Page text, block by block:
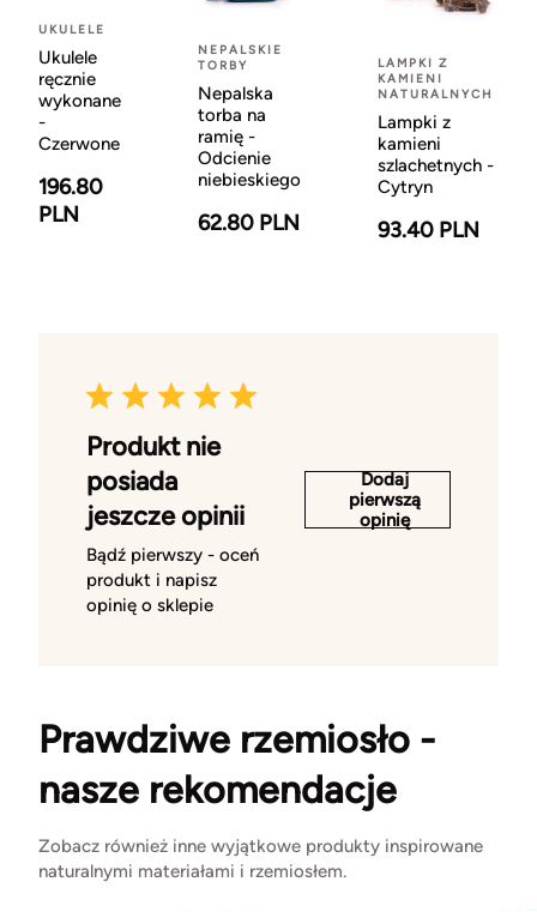
UKULELE
Ukulele
ręcznie
wykonane
-
Czerwone
196.80
PLN
NEPALSKIE
TORBY
Nepalska
torba na
ramię -
Odcienie
niebieskiego
62.80 PLN
LAMPKI Z
KAMIENI
NATURALNYCH
Lampki z
kamieni
szlachetnych -
Cytryn
93.40 PLN
Produkt nie
posiada
jeszcze opinii
Bądź pierwszy - oceń
produkt i napisz
opinię o sklepie
Dodaj
pierwszą
opinię
Prawdziwe rzemiosło -
nasze rekomendacje
Zobacz również inne wyjątkowe produkty inspirowane
naturalnymi materiałami i rzemiosłem.